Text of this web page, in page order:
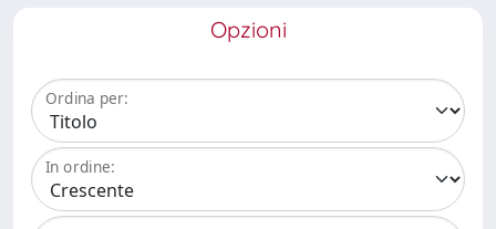
Opzioni
Ordina per:
In ordine: